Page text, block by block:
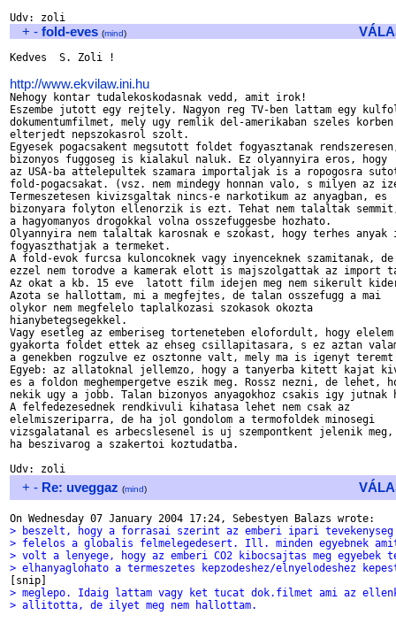
+ - fold-eves (mind)
Kedves  S. Zoli !
http://www.ekvilaw.ini.hu
Nehogy kontar tudalekoskodasnak vedd, amit irok!
Eszembe jutott egy rejtely. Nagyon reg TV-ben lattam egy
dokumentumfilmet, mely ugy remlik del-amerikaban szeles korben
elterjedt nepszokasrol szolt.
Egyesek pogacsakent megsutott foldet fogyasztanak
bizonyos fuggoseg is kialakul naluk. Ez olyannyira eros, hogy
az USA-ba attelepultek szamara importaljak is a ropogosra
fold-pogacsakat. (vsz. nem mindegy honnan valo, s milyen az
Termeszetesen kivizsgaltak nincs-e narkotikum az anyagban, es
bizonyara folyton ellenorzik is ezt. Tehat nem talaltak
a hagyomanyos drogokkal volna osszefuggesbe hozhato.
Olyannyira nem talaltak karosnak e szokast, hogy terhes anyak
fogyaszthatjak a termeket.
A fold-evok furcsa kuloncoknek vagy inyenceknek szamitanak,
ezzel nem torodve a kamerak elott is majszolgattak az import
Az okat a kb. 15 eve  latott film idejen meg nem sikerult
Azota se hallottam, mi a megfejtes, de talan osszefugg a mai
olykor nem megfelelo taplalkozasi szokasok okozta
hianybetegsegekkel.
Vagy esetleg az emberiseg torteneteben elofordult, hogy
gyakorta foldet ettek az ehseg csillapitasara, s ez aztan
a genekben rogzulve ez osztonne valt, mely ma is igenyt
Egyeb: az allatoknal jellemzo, hogy a tanyerba kitett kajat
es a foldon meghempergetve eszik meg. Rossz nezni, de lehet,
nekik ugy a jobb. Talan bizonyos anyagokhoz csakis igy jutnak
A felfedezesednek rendkivuli kihatasa lehet nem csak az
elelmiszeriparra, de ha jol gondolom a termofoldek minosegi
vizsgalatanal es arbecslesenel is uj szempontkent jelenik meg,
ha beszivarog a szakertoi koztudatba.
+ - Re: uveggaz (mind)
> beszelt, hogy a forrasai szerint az emberi ipari tevekenyseg
> felelos a globalis felmelegedesert. Ill. minden egyebnek
> volt a lenyege, hogy az emberi CO2 kibocsajtas meg egyebek
> elhanyaglohato a termeszetes kepzodeshez/elnyelodeshez
> meglepo. Idaig lattam vagy ket tucat dok.filmet ami az
> allitotta, de ilyet meg nem hallottam.